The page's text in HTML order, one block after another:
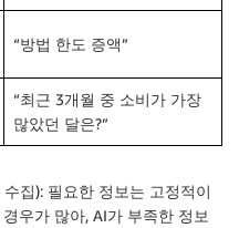
“방법 한도 증액”
“최근 3개월 중 소비가 가장
많았던 달은?”
수집): 필요한 정보는 고정적이
우가 많아, AI가 부족한 정보